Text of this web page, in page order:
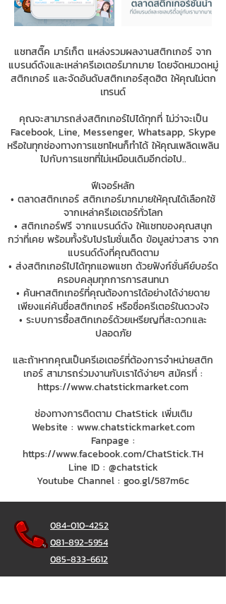
แชทสติ๊ค มาร์เก็ต แหล่งรวมผลงานสติกเกอร์ จาก
แบรนด์ดังและเหล่าครีเอเตอร์มากมาย โดยจัดหมวดหมู่
สติกเกอร์ และจัดอันดับสติกเกอร์สุดฮิต ให้คุณไม่ตก
เทรนด์
คุณจะสามารถส่งสติกเกอร์ไปได้ทุกที่ ไม่ว่าจะเป็น
Facebook, Line, Messenger, Whatsapp, Skype
หรือในทุกช่องทางการแชทไหนก็ทำได้ ให้คุณเพลิดเพลิน
ไปกับการแชทที่ไม่เหมือนเดิมอีกต่อไป..
ฟีเจอร์หลัก
• ตลาดสติกเกอร์ สติกเกอร์มากมายให้คุณได้เลือกใช้
จากเหล่าครีเอเตอร์ทั่วโลก
• สติกเกอร์ฟรี จากแบรนด์ดัง ให้แชทของคุณสนุก
กว่าที่เคย พร้อมทั้งรับโปรโมชั่นเด็ด ข้อมูลข่าวสาร จาก
แบรนด์ดังที่คุณติดตาม
• ส่งสติกเกอร์ไปได้ทุกแอพแชท ด้วยฟังก์ชั่นคีย์บอร์ด
ครอบคลุมทุกการการสนทนา
• ค้นหาสติกเกอร์ที่คุณต้องการได้อย่างได้ง่ายดาย
เพียงแค่ค้นชื่อสติกเกอร์ หรือชื่อครีเตอร์ในดวงใจ
• ระบบการซื้อสติกเกอร์ด้วยเหรียญที่สะดวกและ
ปลอดภัย
และถ้าหากคุณเป็นครีเอเตอร์ที่ต้องการจำหน่ายสติก
เกอร์ สามารถร่วมงานกับเราได้ง่ายๆ สมัครที่ :
https://www.chatstickmarket.com
ช่องทางการติดตาม ChatStick เพิ่มเติม
Website : www.chatstickmarket.com
Fanpage :
https://www.facebook.com/ChatStick.TH
Line ID : @chatstick
Youtube Channel : goo.gl/587m6c
084-010-4252
081-892-5954
085-833-6612